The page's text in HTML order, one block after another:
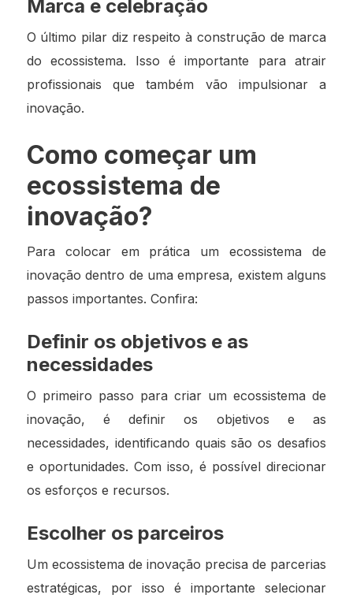
Marca e celebração
O último pilar diz respeito à construção de marca
do ecossistema. Isso é importante para atrair
profissionais que também vão impulsionar a
inovação.
Como começar um
ecossistema de
inovação?
Para colocar em prática um ecossistema de
inovação dentro de uma empresa, existem alguns
passos importantes. Confira:
Definir os objetivos e as
necessidades
O primeiro passo para criar um ecossistema de
inovação, é definir os objetivos e as
necessidades, identificando quais são os desafios
e oportunidades. Com isso, é possível direcionar
os esforços e recursos.
Escolher os parceiros
Um ecossistema de inovação precisa de parcerias
estratégicas, por isso é importante selecionar